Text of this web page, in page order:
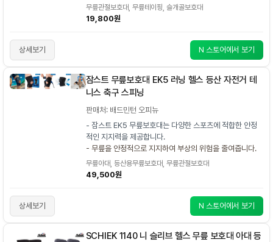
무릎관절보호대, 무릎테이핑, 슬개골보호대
19,800원
상세보기 N 스토어에서 보기
잠스트 무릎보호대 EK5 러닝 헬스 등산 자전거 테
니스 축구 스피닝
판매처: 배드민턴 오피뉴
- 잠스트 EK5 무릎보호대는 다양한 스포츠에 적합한 안정
적인 지지력을 제공합니다.
- 무릎을 안정적으로 지지하여 부상의 위험을 줄여줍니다.
무릎아대, 등산용무릎보호대, 무릎관절보호대
49,500원
상세보기 N 스토어에서 보기
SCHIEK 1140 니 슬리브 헬스 무릎 보호대 아대 등